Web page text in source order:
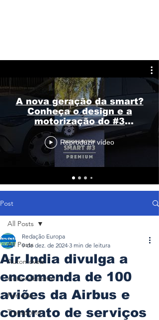
A nova geração da smart?
Conheça o design e a
motorização do #3
Premium
Reproduzir vídeo
Post
All Posts
Automóveis
Automobilismo
Ferrovia
Transporte
All Posts
Air India divulga a
encomenda de 100
aviões da Airbus e
contrato de serviços
Redação Europa
9 de dez. de 2024 3 min de leitura